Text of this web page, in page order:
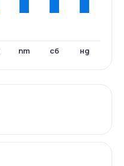
пт сб нд